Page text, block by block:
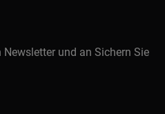
und an Sichern Sie